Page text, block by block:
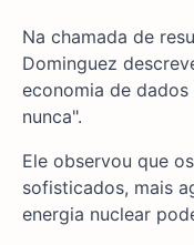
Na chamada de
Dominguez
economia de
nunca".
Ele observou que
sofisticados, mais
energia nuclear